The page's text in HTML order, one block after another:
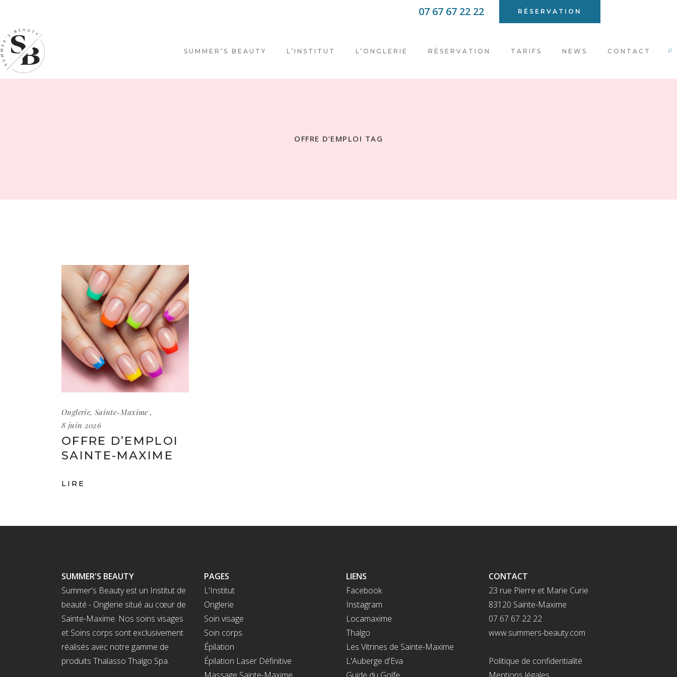
07 67 67 22 22 RÉSERVATION
SUMMER’S BEAUTY L’INSTITUT L’ONGLERIE RÉSERVATION TARIFS NEWS CONTACT
OFFRE D’EMPLOI TAG
Onglerie, Sainte-Maxime
8 juin 2026
OFFRE D’EMPLOI
SAINTE-MAXIME
LIRE
SUMMER'S BEAUTY
Summer's Beauty est un Institut de
beauté - Onglerie situé au cœur de
Sainte-Maxime. Nos soins visages
et Soins corps sont exclusivement
réalisés avec notre gamme de
produits Thalasso Thalgo Spa.
PAGES
L'Institut
Onglerie
Soin visage
Soin corps
Épilation
Épilation Laser Définitive
LIENS
Facebook
Instagram
Locamaxime
Thalgo
Les Vitrines de Sainte-Maxime
L'Auberge d'Eva
CONTACT
23 rue Pierre et Marie Curie
83120 Sainte-Maxime
07 67 67 22 22
www.summers-beauty.com
Politique de confidentialité